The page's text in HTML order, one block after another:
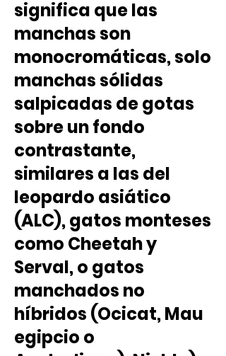
significa que las
manchas son
monocromáticas, solo
manchas sólidas
salpicadas de gotas
sobre un fondo
contrastante,
similares a las del
leopardo asiático
(ALC), gatos monteses
como Cheetah y
Serval, o gatos
manchados no
híbridos (Ocicat, Mau
egipcio o